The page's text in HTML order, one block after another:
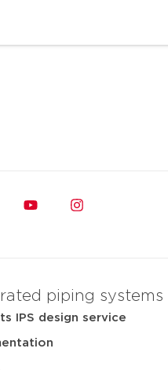
piping systems
IPS design service